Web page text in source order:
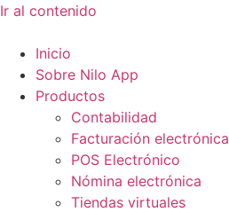
Ir al contenido
Inicio
Sobre Nilo App
Productos
Contabilidad
Facturación electrónica
POS Electrónico
Nómina electrónica
Tiendas virtuales